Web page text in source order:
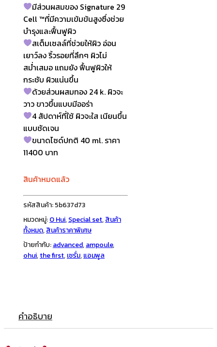
฿459.฿359.
มีส่วนผสมของ Signature 29
Cell ™ที่มีความเข้มข้นสูงซึ่งช่วย
บำรุงและฟื้นฟูผิว
สเต็มเซลล์ที่ช่วยให้ผิว อ่อน
เยาว์ลง ริ้วรอยที่ลึกๆ ผิวไม่
สม่ำเสมอ แถมยัง ฟื้นฟูผิวให้
กระชับ ผิวแน่นขึ้น
ด้วยส่วนผสมทอง 24 k. ผิวจะ
วาว ขาวขึ้นแบบมีออร่า
4 สัปดาห์ที่ใช้ ผิวจะใส เนียนขึ้น
แบบชัดเจน
ขนาดไซด์ปกติ 40 ml. ราคา
11400 บาท
สินค้าหมดแล้ว
รหัสสินค้า:5b637d73
หมวดหมู่:O Hui,Special set,สินค้า
ทั้งหมด,สินค้าราคาพิเศษ
ป้ายกำกับ:advanced,ampoule,
ohui,the first,เซรั่ม,แอมพูล
คำอธิบาย